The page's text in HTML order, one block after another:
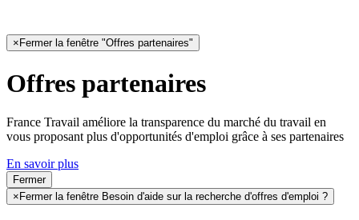
× Fermer la fenêtre "Offres partenaires"
Offres partenaires
France Travail améliore la transparence du marché du travail en
vous proposant plus d'opportunités d'emploi grâce à ses partenaires
En savoir plus
Fermer
× Fermer la fenêtre Besoin d'aide sur la recherche d'offres d'emploi ?